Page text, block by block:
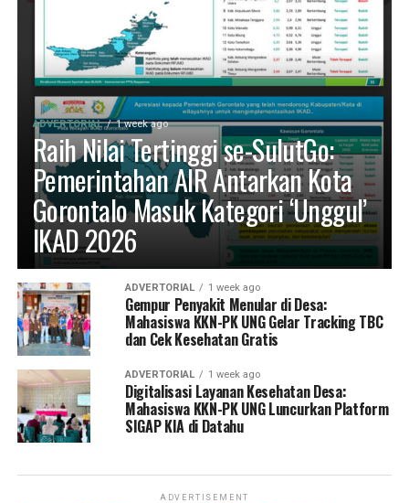
ADVERTORIAL 1 week ago
Raih Nilai Tertinggi se-SulutGo:
Pemerintahan AIR Antarkan Kota
Gorontalo Masuk Kategori ‘Unggul’
IKAD 2026
ADVERTORIAL 1 week ago
Gempur Penyakit Menular di Desa:
Mahasiswa KKN-PK UNG Gelar Tracking TBC
dan Cek Kesehatan Gratis
ADVERTORIAL 1 week ago
Digitalisasi Layanan Kesehatan Desa:
Mahasiswa KKN-PK UNG Luncurkan Platform
SIGAP KIA di Datahu
ADVERTISEMENT